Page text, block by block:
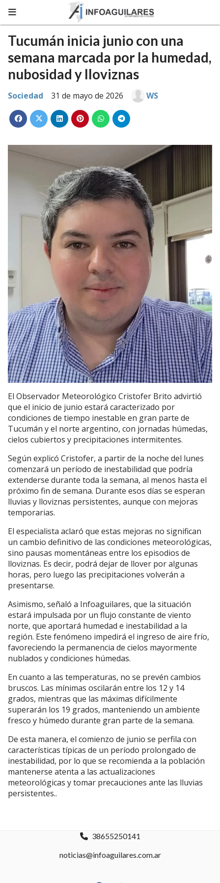
Tucumán inicia junio con una
semana marcada por la humedad,
nubosidad y lloviznas
Sociedad 31 de mayo de 2026 WS
El Observador Meteorológico Cristofer Brito advirtió
que el inicio de junio estará caracterizado por
condiciones de tiempo inestable en gran parte de
Tucumán y el norte argentino, con jornadas húmedas,
cielos cubiertos y precipitaciones intermitentes.
Según explicó Cristofer, a partir de la noche del lunes
comenzará un período de inestabilidad que podría
extenderse durante toda la semana, al menos hasta el
próximo fin de semana. Durante esos días se esperan
lluvias y lloviznas persistentes, aunque con mejoras
temporarias.
El especialista aclaró que estas mejoras no significan
un cambio definitivo de las condiciones meteorológicas,
sino pausas momentáneas entre los episodios de
lloviznas. Es decir, podrá dejar de llover por algunas
horas, pero luego las precipitaciones volverán a
presentarse.
Asimismo, señaló a Infoaguilares, que la situación
estará impulsada por un flujo constante de viento
norte, que aportará humedad e inestabilidad a la
región. Este fenómeno impedirá el ingreso de aire frío,
favoreciendo la permanencia de cielos mayormente
nublados y condiciones húmedas.
En cuanto a las temperaturas, no se prevén cambios
bruscos. Las mínimas oscilarán entre los 12 y 14
grados, mientras que las máximas difícilmente
superarán los 19 grados, manteniendo un ambiente
fresco y húmedo durante gran parte de la semana.
De esta manera, el comienzo de junio se perfila con
características típicas de un período prolongado de
inestabilidad, por lo que se recomienda a la población
mantenerse atenta a las actualizaciones
meteorológicas y tomar precauciones ante las lluvias
persistentes..
38655250141
noticias@infoaguilares.com.ar